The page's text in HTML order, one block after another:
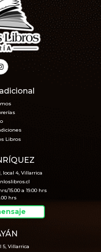
Libros
local 4, Villarrica
15.00 a 19.00 hrs
hrs
5, Villarrica